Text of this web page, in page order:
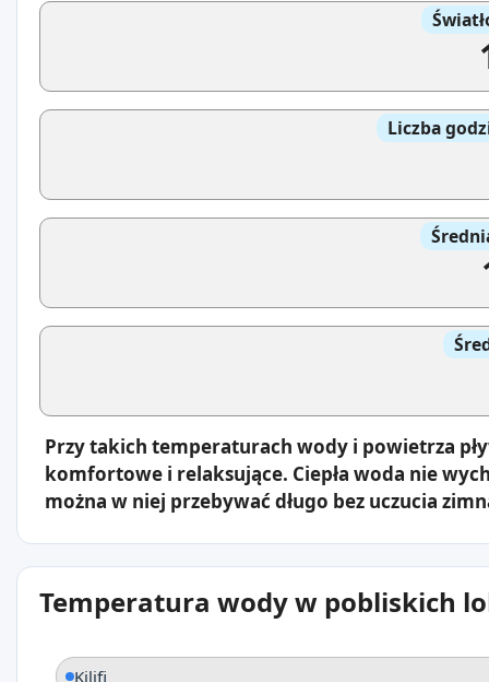
Liczba
Przy takich temperaturach wody i powietrza
komfortowe i relaksujące. Ciepła woda nie
można w niej przebywać długo bez uczucia
Temperatura wody w pobliskich
Kilifi